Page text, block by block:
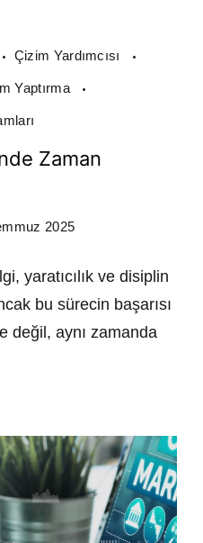
Çizim Yardımcısı
Yaptırma
Zaman
2025
yaratıcılık ve disiplin
bu sürecin başarısı
değil, aynı zamanda